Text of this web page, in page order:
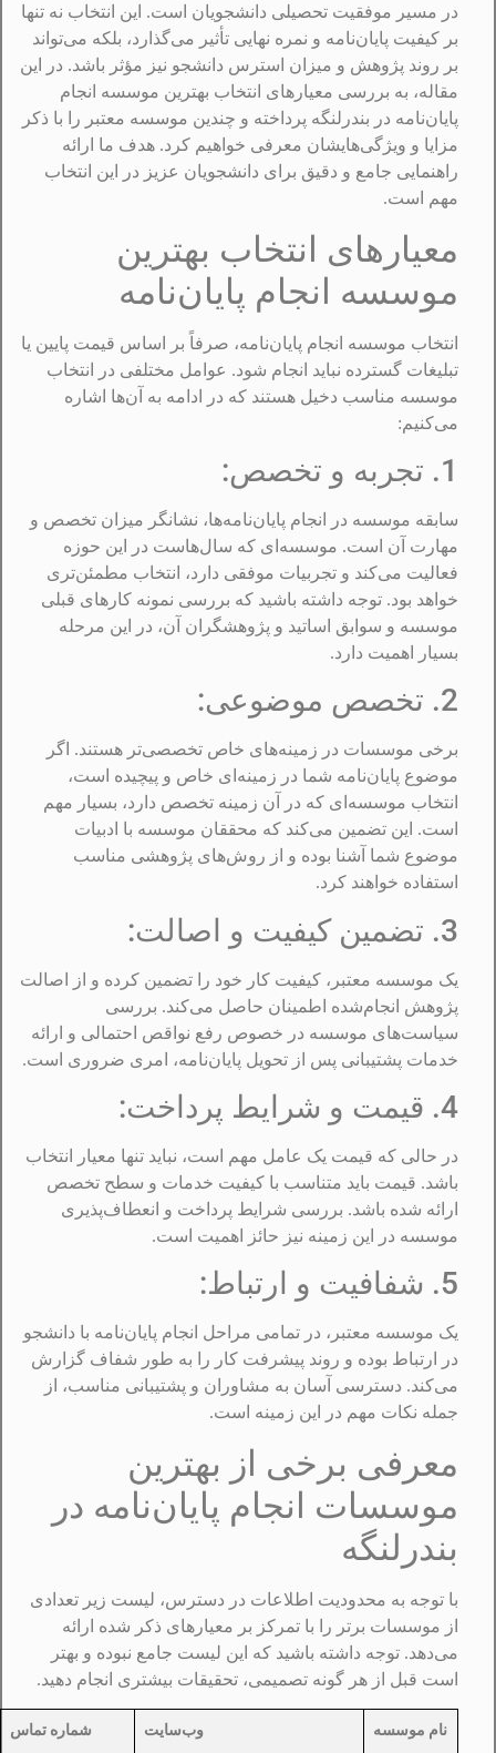
در مسیر موفقیت تحصیلی دانشجویان است. این انتخاب نه تنها
بر کیفیت پایان‌نامه و نمره نهایی تأثیر می‌گذارد، بلکه می‌تواند
بر روند پژوهش و میزان استرس دانشجو نیز مؤثر باشد. در این
مقاله، به بررسی معیارهای انتخاب بهترین موسسه انجام
پایان‌نامه در بندرلنگه پرداخته و چندین موسسه معتبر را با ذکر
مزایا و ویژگی‌هایشان معرفی خواهیم کرد. هدف ما ارائه
راهنمایی جامع و دقیق برای دانشجویان عزیز در این انتخاب
مهم است.
معیارهای انتخاب بهترین
موسسه انجام پایان‌نامه
انتخاب موسسه انجام پایان‌نامه، صرفاً بر اساس قیمت پایین یا
تبلیغات گسترده نباید انجام شود. عوامل مختلفی در انتخاب
موسسه مناسب دخیل هستند که در ادامه به آن‌ها اشاره
می‌کنیم:
1. تجربه و تخصص:
سابقه موسسه در انجام پایان‌نامه‌ها، نشانگر میزان تخصص و
مهارت آن است. موسسه‌ای که سال‌هاست در این حوزه
فعالیت می‌کند و تجربیات موفقی دارد، انتخاب مطمئن‌تری
خواهد بود. توجه داشته باشید که بررسی نمونه کارهای قبلی
موسسه و سوابق اساتید و پژوهشگران آن، در این مرحله
بسیار اهمیت دارد.
2. تخصص موضوعی:
برخی موسسات در زمینه‌های خاص تخصصی‌تر هستند. اگر
موضوع پایان‌نامه شما در زمینه‌ای خاص و پیچیده است،
انتخاب موسسه‌ای که در آن زمینه تخصص دارد، بسیار مهم
است. این تضمین می‌کند که محققان موسسه با ادبیات
موضوع شما آشنا بوده و از روش‌های پژوهشی مناسب
استفاده خواهند کرد.
3. تضمین کیفیت و اصالت:
یک موسسه معتبر، کیفیت کار خود را تضمین کرده و از اصالت
پژوهش انجام‌شده اطمینان حاصل می‌کند. بررسی
سیاست‌های موسسه در خصوص رفع نواقص احتمالی و ارائه
خدمات پشتیبانی پس از تحویل پایان‌نامه، امری ضروری است.
4. قیمت و شرایط پرداخت:
در حالی که قیمت یک عامل مهم است، نباید تنها معیار انتخاب
باشد. قیمت باید متناسب با کیفیت خدمات و سطح تخصص
ارائه شده باشد. بررسی شرایط پرداخت و انعطاف‌پذیری
موسسه در این زمینه نیز حائز اهمیت است.
5. شفافیت و ارتباط:
یک موسسه معتبر، در تمامی مراحل انجام پایان‌نامه با دانشجو
در ارتباط بوده و روند پیشرفت کار را به طور شفاف گزارش
می‌کند. دسترسی آسان به مشاوران و پشتیبانی مناسب، از
جمله نکات مهم در این زمینه است.
معرفی برخی از بهترین
موسسات انجام پایان‌نامه در
بندرلنگه
با توجه به محدودیت اطلاعات در دسترس، لیست زیر تعدادی
از موسسات برتر را با تمرکز بر معیارهای ذکر شده ارائه
می‌دهد. توجه داشته باشید که این لیست جامع نبوده و بهتر
است قبل از هر گونه تصمیمی، تحقیقات بیشتری انجام دهید.
نام موسسه وب‌سایت شماره تماس